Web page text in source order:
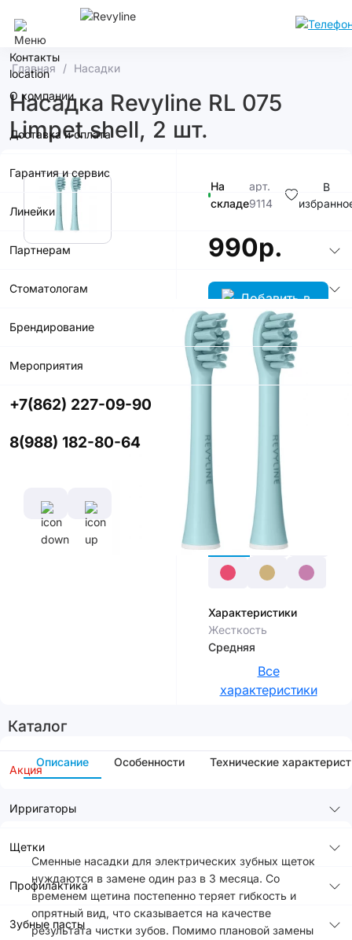
Контакты
О компании
Доставка и оплата
Гарантия и сервис
Линейки
Партнерам
Стоматологам
Брендирование
Мероприятия
+7(862) 227-09-90
8(988) 182-80-64
Каталог
Акция
Ирригаторы
Щетки
Профилактика
Зубные пасты
Главная Насадки
Насадка Revyline RL 075
Limpet shell, 2 шт.
На
складе
арт.
9114
В
990р.
В корзину
Купить в
приложении
Цвет
Характеристики
Жесткость
Средняя
Все
характеристики
Описание Особенности Технические
Сменные насадки для электрических зубных щеток
нуждаются в замене один раз в 3 месяца. Со
временем щетина постепенно теряет гибкость и
опрятный вид, что сказывается на качестве
результата чистки зубов. Помимо плановой замены